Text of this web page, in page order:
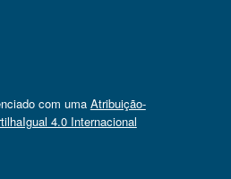
com uma Atribuição-
4.0 Internacional